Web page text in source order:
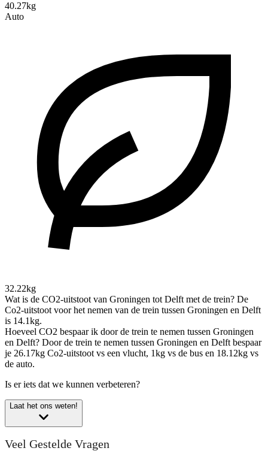
40.27kg
Auto
32.22kg
Wat is de CO2-uitstoot van Groningen tot Delft met de trein? De
Co2-uitstoot voor het nemen van de trein tussen Groningen en Delft
is 14.1kg.
Hoeveel CO2 bespaar ik door de trein te nemen tussen Groningen
en Delft? Door de trein te nemen tussen Groningen en Delft bespaar
je 26.17kg Co2-uitstoot vs een vlucht, 1kg vs de bus en 18.12kg vs
de auto.
Is er iets dat we kunnen verbeteren?
Laat het ons weten!
Veel Gestelde Vragen